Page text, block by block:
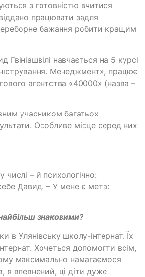
з готовністю вчитися
працювати задля
бажання робити кращим
навчається на 5 курсі
Менеджмент», працює
агентства «40000» (назва –
учасником багатьох
Особливе місце серед них
– й психологічно:
Давид. – У мене є мета:
знаковими?
в Улянівську школу-інтернат. Їх
Хочеться допомогти всім,
максимально намагаємося
я впевнений, ці діти дуже